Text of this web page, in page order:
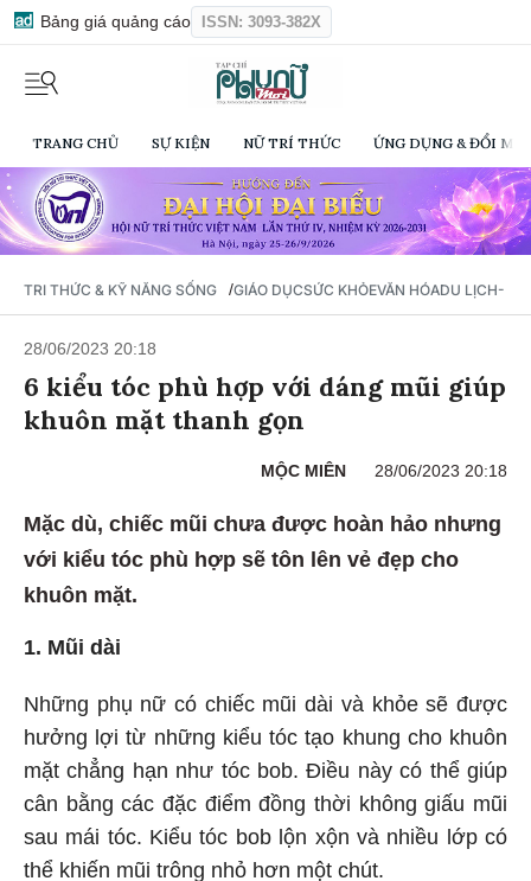
Bảng giá quảng cáo ISSN: 3093-382X
TRANG CHỦ SỰ KIỆN NỮ TRÍ THỨC ỨNG DỤNG & ĐỔI
TRI THỨC & KỸ NĂNG SỐNG /GIÁO DỤCSỨC KHỎEVĂN HÓADU LỊCH-
28/06/2023 20:18
6 kiểu tóc phù hợp với dáng mũi giúp
khuôn mặt thanh gọn
MỘC MIÊN 28/06/2023 20:18
Mặc dù, chiếc mũi chưa được hoàn hảo nhưng
với kiểu tóc phù hợp sẽ tôn lên vẻ đẹp cho
khuôn mặt.
1. Mũi dài
Những phụ nữ có chiếc mũi dài và khỏe sẽ được
hưởng lợi từ những kiểu tóc tạo khung cho khuôn
mặt chẳng hạn như tóc bob. Điều này có thể giúp
cân bằng các đặc điểm đồng thời không giấu mũi
sau mái tóc. Kiểu tóc bob lộn xộn và nhiều lớp có
thể khiến mũi trông nhỏ hơn một chút.